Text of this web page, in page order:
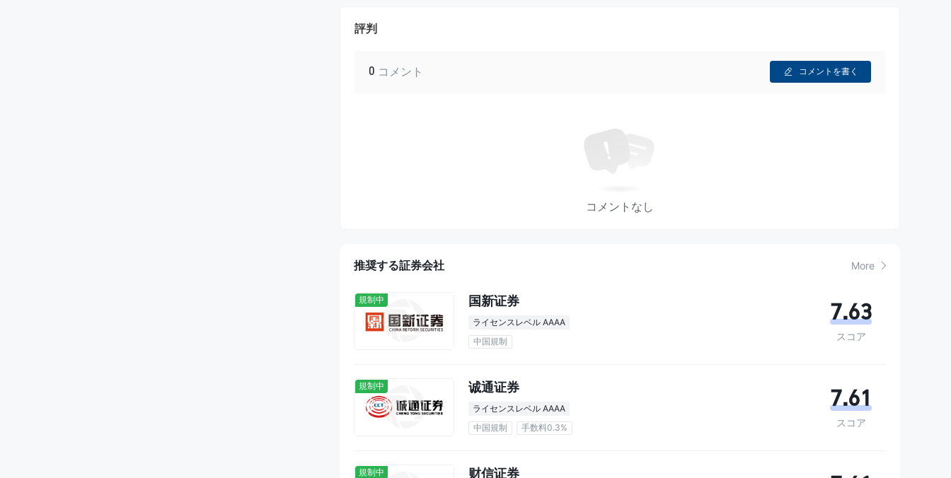
深セン市場も同様の構造を持ち、A株の登録手数料は
1,200人民元、上海市場と深セン
です。また、転換社債の償還手数料および買い戻し手数料は、償還または買い戻し金額の
投資家もいくつかの手数料に直面します。A株の譲渡手数料
1回あたり20人民元です。
A株およびファンド取引
であり、下限は会社の証券仲介業務の費用を下回ら
B株取引
の手数料率は、取引金額の上限が であり、下限は会社の証券仲介業務の費用を下回らず、最低料金は
米ドル（上海）および 5香港ドル（深セン）です。
ETF、LOF、NEEQ取引、およびクロスボーダー市場取引（上海-香港ストックコネクトおよび深セン-香港ストック
深セン市場の
転換社債取引は、取引金額の上限が であり、最低料金は
1人民元
です。
上場企業の株式、二板および上場廃止企業の株式
であり、最低料金は 5人民
株式オプション取引
の手数料率は、契約あたり
評判
0 コメント コメントを書く
コメントなし
推奨する証券会社 More
規制中 国新证券
ライセンスレベル AAAA
中国規制
7.63
スコア
規制中 诚通证券
ライセンスレベル AAAA
中国規制
手数料0.3%
7.61
スコア
規制中 财信证券